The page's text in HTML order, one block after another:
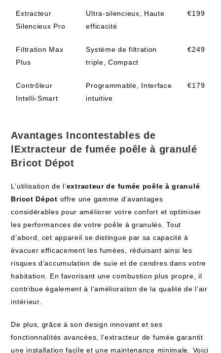
Extracteur
Silencieux Pro
Ultra-silencieux, Haute
efficacité
€199
Filtration Max
Plus
Système de filtration
triple, Compact
€249
Contrôleur
Intelli-Smart
Programmable, Interface
intuitive
€179
Avantages Incontestables de
lExtracteur de fumée poêle à granulé
Bricot Dépot
L’utilisation de l’extracteur de fumée poêle à granulé
Bricot Dépot offre une gamme d’avantages
considérables pour améliorer votre confort et optimiser
les performances de votre poêle à granulés. Tout
d’abord, cet appareil se distingue par sa capacité à
évacuer efficacement les fumées, réduisant ainsi les
risques d’accumulation de suie et de cendres dans votre
habitation. En favorisant une combustion plus propre, il
contribue également à l’amélioration de la qualité de l’air
intérieur.
De plus, grâce à son design innovant et ses
fonctionnalités avancées, l’extracteur de fumée garantit
une installation facile et une maintenance minimale. Voici